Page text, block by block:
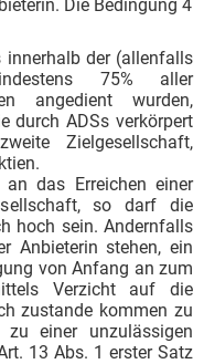
Die Bedingung 4
der (allenfalls
75% aller
angedient wurden,
durch ADSs verkörpert
Zielgesellschaft,
das Erreichen einer
so darf die
hoch sein. Andernfalls
Anbieterin stehen, ein
von Anfang an zum
Verzicht auf die
zustande kommen zu
einer unzulässigen
13 Abs. 1 erster Satz